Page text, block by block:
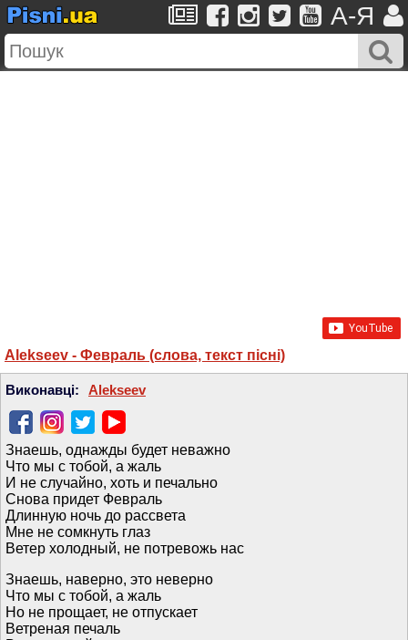
A-Я
Alekseev - Февраль (слова, текст пісні)
Виконавці: Alekseev
Знаешь, однажды будет неважно
Что мы с тобой, а жаль
И не случайно, хоть и печально
Снова придет Февраль
Длинную ночь до рассвета
Мне не сомкнуть глаз
Ветер холодный, не потревожь нас
Знаешь, наверно, это неверно
Что мы с тобой, а жаль
Но не прощает, не отпускает
Ветреная печаль